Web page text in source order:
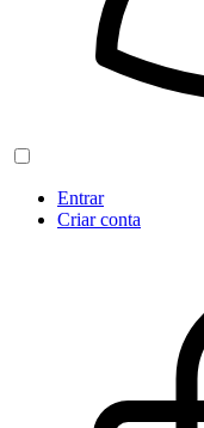
Entrar
Criar conta